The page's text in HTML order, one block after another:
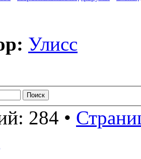
Улисс
284 •